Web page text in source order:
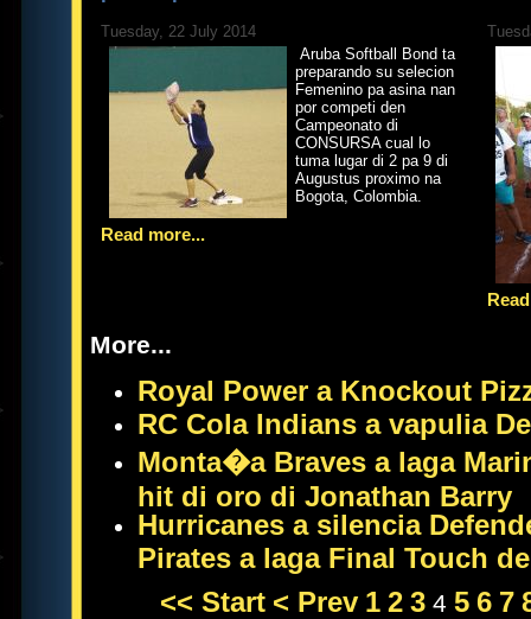
Tuesday, 22 July 2014
Aruba Softball Bond ta
preparando su selecion
Femenino pa asina nan
por competi den
Campeonato di
CONSURSA cual lo
tuma lugar di 2 pa 9 di
Augustus proximo na
Bogota, Colombia.
Read more...
More...
Royal Power a Knockout
RC Cola Indians a vapulia
Monta�a Braves a laga
hit di oro di Jonathan Barry
Hurricanes a silencia
Pirates a laga Final Touch
<< Start < Prev 1 2 3 4 5 6 7